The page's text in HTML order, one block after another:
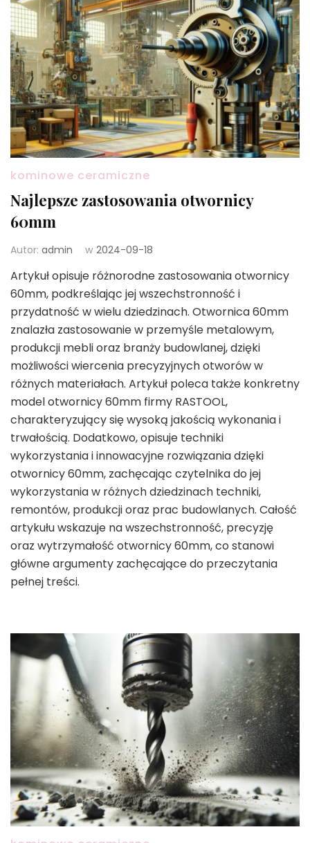
kominowe ceramiczne
Najlepsze zastosowania otwornicy
60mm
Autor: admin w 2024-09-18
Artykuł opisuje różnorodne zastosowania otwornicy
60mm, podkreślając jej wszechstronność i
przydatność w wielu dziedzinach. Otwornica 60mm
znalazła zastosowanie w przemyśle metalowym,
produkcji mebli oraz branży budowlanej, dzięki
możliwości wiercenia precyzyjnych otworów w
różnych materiałach. Artykuł poleca także konkretny
model otwornicy 60mm firmy RASTOOL,
charakteryzujący się wysoką jakością wykonania i
trwałością. Dodatkowo, opisuje techniki
wykorzystania i innowacyjne rozwiązania dzięki
otwornicy 60mm, zachęcając czytelnika do jej
wykorzystania w różnych dziedzinach techniki,
remontów, produkcji oraz prac budowlanych. Całość
artykułu wskazuje na wszechstronność, precyzję
oraz wytrzymałość otwornicy 60mm, co stanowi
główne argumenty zachęcające do przeczytania
pełnej treści.